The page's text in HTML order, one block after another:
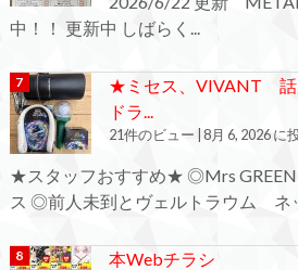
中！！ 更新中 しばらく...
★ミセス、VIVANT 話
ドラ...
21件のビュー 8月 6, 2026 に
★スタッフおすすめ★ ◎Mrs GREEN
ス ◎前人未到とヴェルトラウム ネッ
本Webチラシ